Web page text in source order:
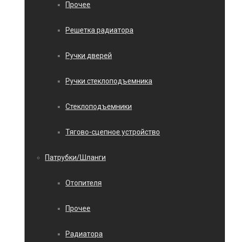
Прочее
Решетка радиатора
Ручки дверей
Ручки стеклоподъемника
Стеклоподъемники
Тягово-сцепное устройство
Патрубки/Шланги
Отопителя
Прочее
Радиатора